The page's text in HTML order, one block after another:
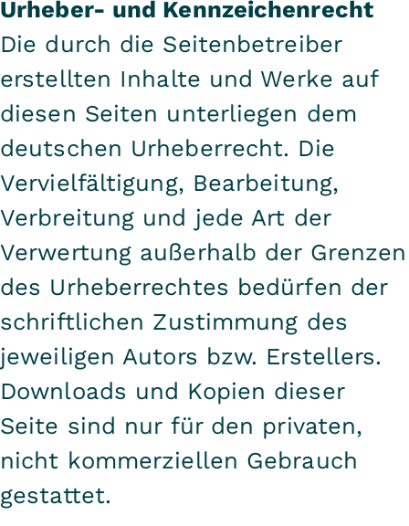
Urheber- und Kennzeichenrecht
Die durch die Seitenbetreiber
erstellten Inhalte und Werke auf
diesen Seiten unterliegen dem
deutschen Urheberrecht. Die
Vervielfältigung, Bearbeitung,
Verbreitung und jede Art der
Verwertung außerhalb der Grenzen
des Urheberrechtes bedürfen der
schriftlichen Zustimmung des
jeweiligen Autors bzw. Erstellers.
Downloads und Kopien dieser
Seite sind nur für den privaten,
nicht kommerziellen Gebrauch
gestattet.